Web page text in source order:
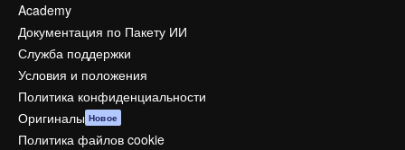
Academy
Документация по Пакету ИИ
Служба поддержки
Условия и положения
Политика конфиденциальности
Оригиналы Новое
Политика файлов cookie